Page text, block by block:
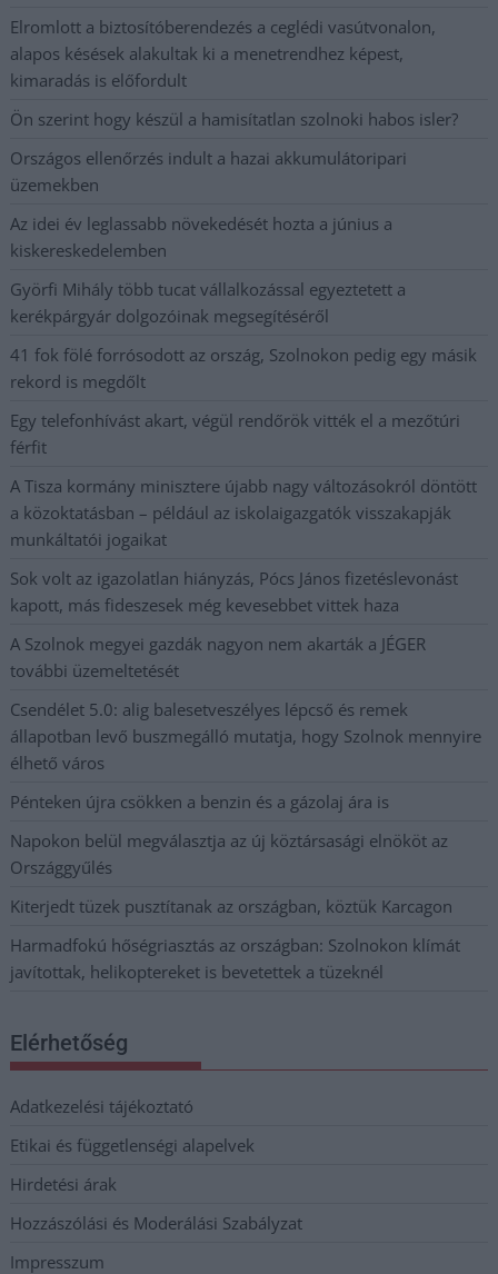
Elromlott a biztosítóberendezés a ceglédi vasútvonalon,
alapos késések alakultak ki a menetrendhez képest,
kimaradás is előfordult
Ön szerint hogy készül a hamisítatlan szolnoki habos isler?
Országos ellenőrzés indult a hazai akkumulátoripari
üzemekben
Az idei év leglassabb növekedését hozta a június a
kiskereskedelemben
Györfi Mihály több tucat vállalkozással egyeztetett a
kerékpárgyár dolgozóinak megsegítéséről
41 fok fölé forrósodott az ország, Szolnokon pedig egy másik
rekord is megdőlt
Egy telefonhívást akart, végül rendőrök vitték el a mezőtúri
férfit
A Tisza kormány minisztere újabb nagy változásokról döntött
a közoktatásban – például az iskolaigazgatók visszakapják
munkáltatói jogaikat
Sok volt az igazolatlan hiányzás, Pócs János fizetéslevonást
kapott, más fideszesek még kevesebbet vittek haza
A Szolnok megyei gazdák nagyon nem akarták a JÉGER
további üzemeltetését
Csendélet 5.0: alig balesetveszélyes lépcső és remek
állapotban levő buszmegálló mutatja, hogy Szolnok mennyire
élhető város
Pénteken újra csökken a benzin és a gázolaj ára is
Napokon belül megválasztja az új köztársasági elnököt az
Országgyűlés
Kiterjedt tüzek pusztítanak az országban, köztük Karcagon
Harmadfokú hőségriasztás az országban: Szolnokon klímát
javítottak, helikoptereket is bevetettek a tüzeknél
Elérhetőség
Adatkezelési tájékoztató
Etikai és függetlenségi alapelvek
Hirdetési árak
Hozzászólási és Moderálási Szabályzat
Impresszum